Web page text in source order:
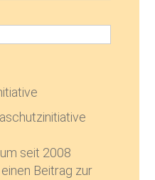
seit 2008
Beitrag zur